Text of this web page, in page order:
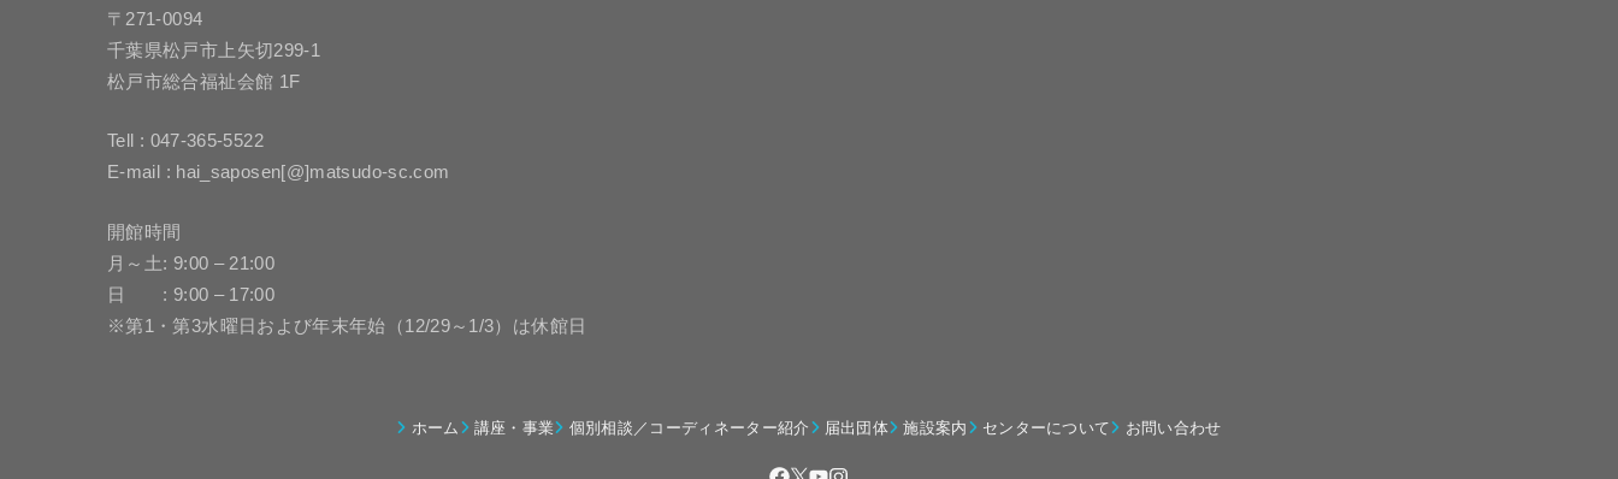
〒271-0094
千葉県松戸市上矢切299-1
松戸市総合福祉会館 1F
Tell : 047-365-5522
E-mail : hai_saposen[@]matsudo-sc.com
開館時間
月～土: 9:00 – 21:00
日 : 9:00 – 17:00
※第1・第3水曜日および年末年始（12/29～1/3）は休館日
ホーム 講座・事業 個別相談／コーディネーター紹介 届出団体 施設案内 センターについて お問い合わせ